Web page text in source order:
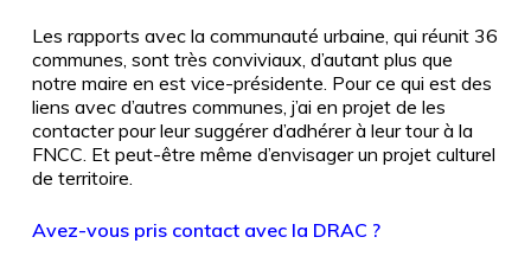
Les rapports avec la communauté urbaine, qui réunit 36
communes, sont très conviviaux, d’autant plus que
notre maire en est vice-présidente. Pour ce qui est des
liens avec d’autres communes, j’ai en projet de les
contacter pour leur suggérer d’adhérer à leur tour à la
FNCC. Et peut-être même d’envisager un projet culturel
de territoire.
Avez-vous pris contact avec la DRAC ?